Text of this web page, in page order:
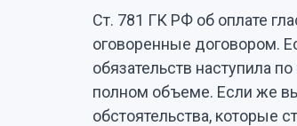
Ст. 781 ГК РФ об оплате
оговоренные договором.
обязательств наступила
полном объеме. Если же
обстоятельства, которые